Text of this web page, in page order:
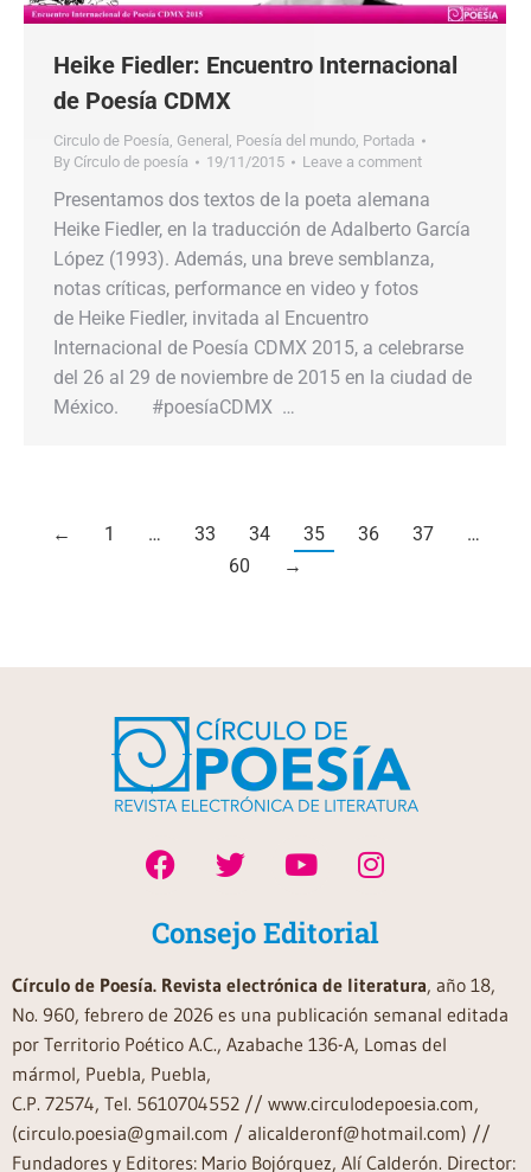
Heike Fiedler: Encuentro Internacional
de Poesía CDMX
Circulo de Poesía, General , Poesía del mundo, Portada
By Círculo de poesía 19/11/2015 Leave a comment
Presentamos dos textos de la poeta alemana
Heike Fiedler, en la traducción de Adalberto García
López (1993). Además, una breve semblanza,
notas críticas, performance en video y fotos
de Heike Fiedler, invitada al Encuentro
Internacional de Poesía CDMX 2015, a celebrarse
del 26 al 29 de noviembre de 2015 en la ciudad de
México. #poesíaCDMX …
← 1 … 33 34 35 36 37
…
60
→
Consejo Editorial
Círculo de Poesía. Revista electrónica de literatura, año 18,
No. 960, febrero de 2026 es una publicación semanal editada
por Territorio Poético A.C., Azabache 136-A, Lomas del
mármol, Puebla, Puebla,
C.P. 72574, Tel. 5610704552 // www.circulodepoesia.com,
(circulo.poesia@gmail.com / alicalderonf@hotmail.com) //
Fundadores y Editores: Mario Bojórquez, Alí Calderón. Director: